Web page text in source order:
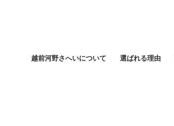
越前河野さへいについて 選ばれる理由